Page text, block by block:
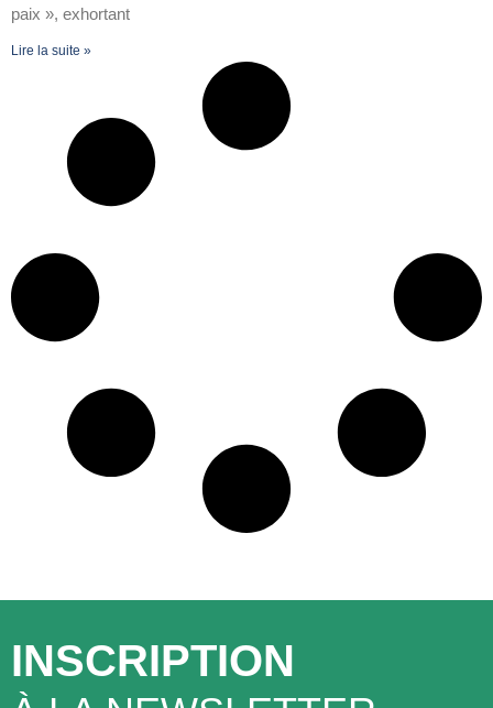
paix », exhortant
Lire la suite »
INSCRIPTION